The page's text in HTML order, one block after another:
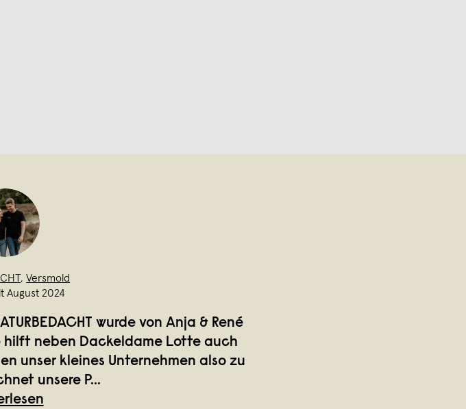
, Versmold
August 2024
wurde von Anja & René
neben Dackeldame Lotte auch
unser kleines Unternehmen also zu
unsere P...